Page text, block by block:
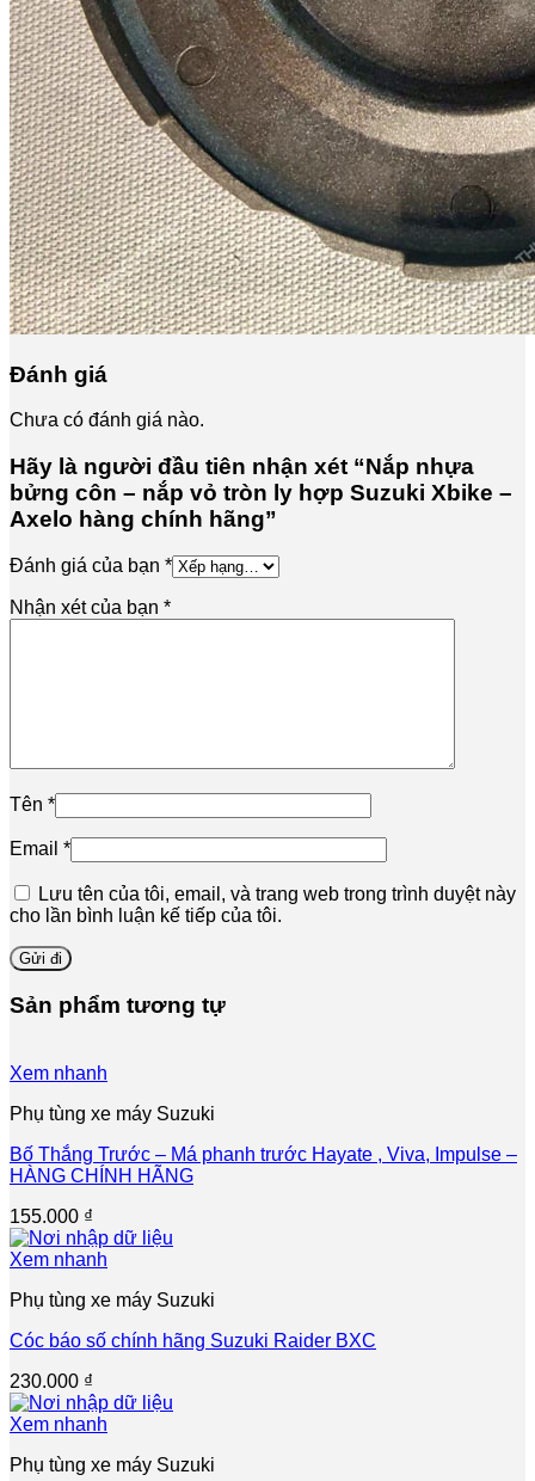
Đánh giá
Chưa có đánh giá nào.
Hãy là người đầu tiên nhận xét “Nắp nhựa
bửng côn – nắp vỏ tròn ly hợp Suzuki Xbike –
Axelo hàng chính hãng”
Đánh giá của bạn *
Nhận xét của bạn *
Tên *
Email *
Lưu tên của tôi, email, và trang web trong trình duyệt này
cho lần bình luận kế tiếp của tôi.
Sản phẩm tương tự
Xem nhanh
Phụ tùng xe máy Suzuki
Bố Thắng Trước – Má phanh trước Hayate , Viva, Impulse –
HÀNG CHÍNH HÃNG
155.000 ₫
Xem nhanh
Phụ tùng xe máy Suzuki
Cóc báo số chính hãng Suzuki Raider BXC
230.000 ₫
Xem nhanh
Phụ tùng xe máy Suzuki